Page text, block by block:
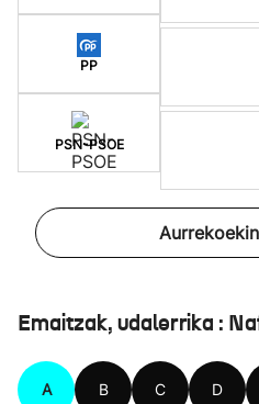
PP
PSN-PSOE
Emaitzak, udalerrika :
A B C D